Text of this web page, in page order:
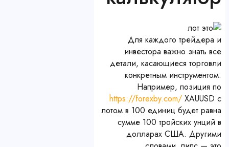
Для каждого трейдера и
инвестора важно знать все
детали, касающиеся торговли
конкретным инструментом.
Например, позиция по
https://forexby.com/ XAUUSD c
лотом в 100 единиц будет равна
сумме 100 тройских унций в
долларах США. Другими